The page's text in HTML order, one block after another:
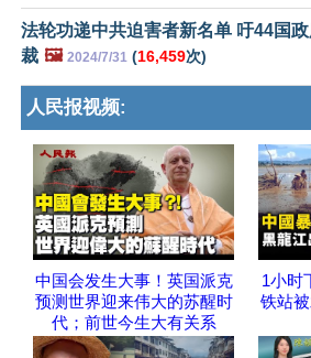
法轮功递中共迫害者新名单 吁44国政
裁 🖼️ 2024/7/31 (16,459次)
人民报视频:
中国会发生大事！英国派克
预测世界迎来伟大的苏醒时
代；前世今生大有关系
1小时
铁站